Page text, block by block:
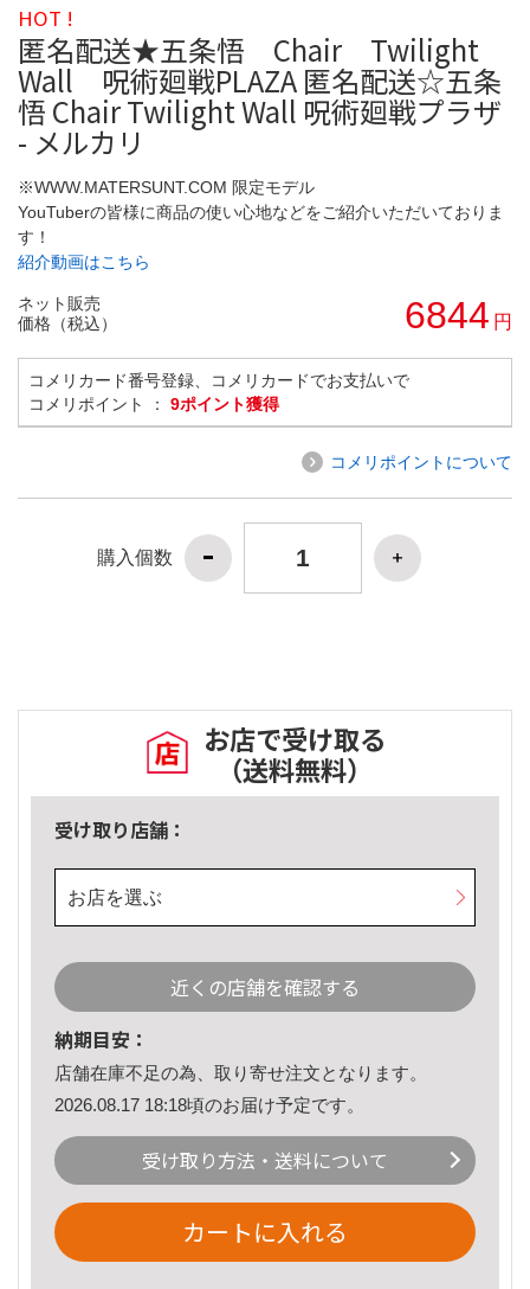
HOT !
匿名配送★五条悟 Chair Twilight
Wall 呪術廻戦PLAZA 匿名配送☆五条
悟 Chair Twilight Wall 呪術廻戦プラザ
- メルカリ
※WWW.MATERSUNT.COM 限定モデル
YouTuberの皆様に商品の使い心地などをご紹介いただいておりま
す！
紹介動画はこちら
ネット販売
価格（税込）
6844 円
コメリカード番号登録、コメリカードでお支払いで
コメリポイント ： 9ポイント獲得
コメリポイントについて
購入個数
お店で受け取る
（送料無料）
受け取り店舗：
お店を選ぶ
近くの店舗を確認する
納期目安：
店舗在庫不足の為、取り寄せ注文となります。
2026.08.17 18:18頃のお届け予定です。
受け取り方法・送料について
カートに入れる